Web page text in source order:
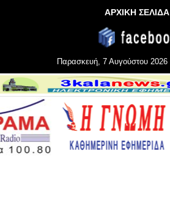
ΑΡΧΙΚΗ ΣΕΛΙΔΑ
Παρασκευή, 7 Αυγούστου 2026